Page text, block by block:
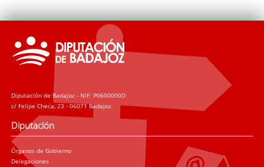
Diputación de Badajoz - NIF: P0600000D
c/ Felipe Checa, 23 - 06071 Badajoz
Diputación
Órganos de Gobierno
Delegaciones